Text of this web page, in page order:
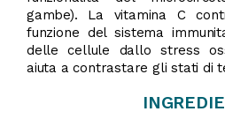
gambe). La vitamina C
funzione del sistema
delle cellule dallo stress
aiuta a contrastare gli stati di